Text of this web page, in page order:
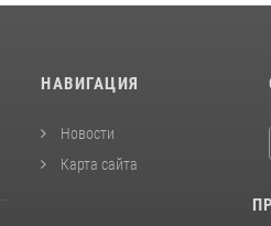
НАВИГАЦИЯ
Новости
Карта сайта